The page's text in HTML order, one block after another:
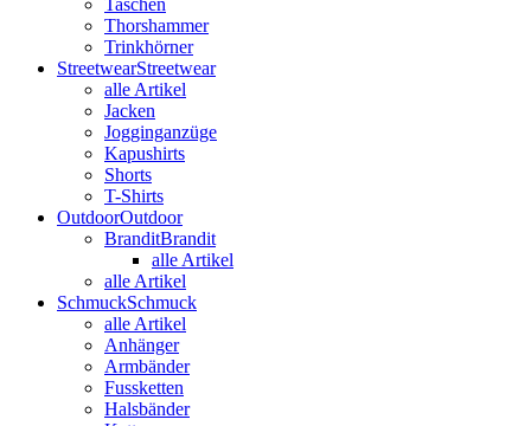
Thorshammer
Trinkhörner
StreetwearStreetwear
alle Artikel
Jacken
Jogginganzüge
Kapushirts
Shorts
T-Shirts
OutdoorOutdoor
BranditBrandit
alle Artikel
alle Artikel
SchmuckSchmuck
alle Artikel
Anhänger
Armbänder
Fussketten
Halsbänder